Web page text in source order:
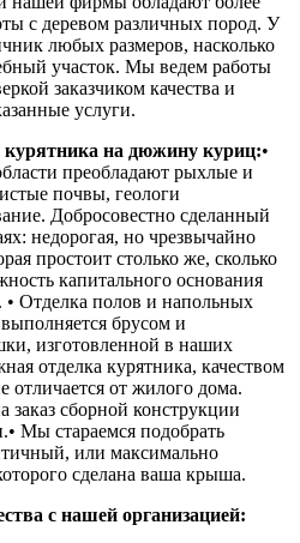
с деревом различных пород. У
любых размеров, насколько
участок. Мы ведем работы
заказчиком качества и
услуги.
курятника на дюжину куриц:•
преобладают рыхлые и
почвы, геологи
Добросовестно сделанный
недорогая, но чрезвычайно
простоит столько же, сколько
капитального основания
• Отделка полов и напольных
брусом и
изготовленной в наших
отделка курятника, качеством
отличается от жилого дома.
заказ сборной конструкции
• Мы стараемся подобрать
или максимально
сделана ваша крыша.
с нашей организацией: